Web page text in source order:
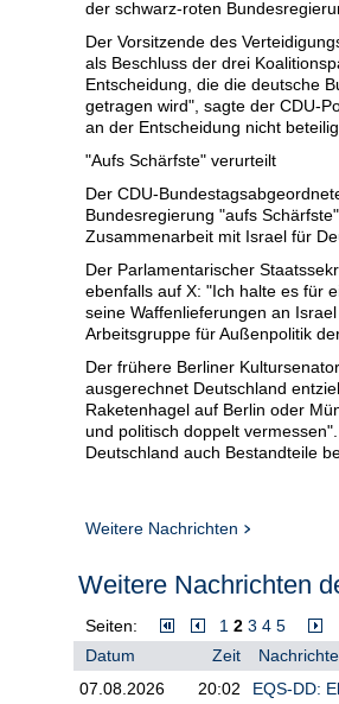
der schwarz-roten
Der Vorsitzende des
als Beschluss der drei
Entscheidung, die die deutsche
getragen wird", sagte der CDU-
an der Entscheidung nicht
"Aufs Schärfste" verurteilt
Der CDU-
Bundesregierung "aufs
Zusammenarbeit mit Israel für
Der Parlamentarischer
ebenfalls auf X: "Ich halte es für
seine Waffenlieferungen an
Arbeitsgruppe für Außenpolitik
Der frühere Berliner
ausgerechnet Deutschland
Raketenhagel auf Berlin oder
und politisch doppelt
Deutschland auch Bestandteile
unserer uneingeschränkten
Der israelische Historiker Moshe
des Bundeskanzlers war schon
werde sie kaum eine Wirkung
und der Produktion der
deutsche Regierung signalisiert
Weitere Nachrichten
Weitere Nachrichten
Seiten: 1 2 3 4 5
Datum
Zeit
07.08.2026
20:02
EQS-DD: